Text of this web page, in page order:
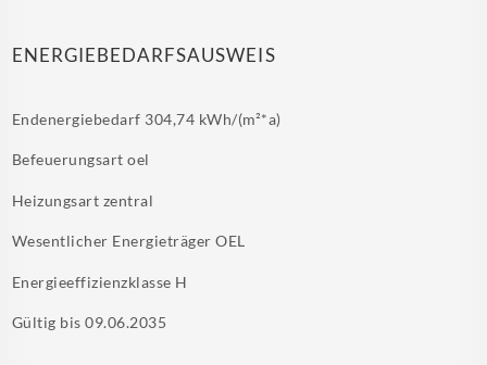
ENERGIEBEDARFSAUSWEIS
Endenergiebedarf 304,74 kWh/(m²*a)
Befeuerungsartoel
Heizungsart zentral
Wesentlicher EnergieträgerOEL
Energieeffizienzklasse H
Gültig bis09.06.2035